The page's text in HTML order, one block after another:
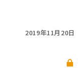
2019年11月20日